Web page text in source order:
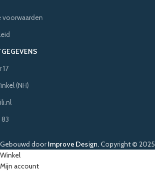
voorwaarden
(NH)
83
Gebouwd doorImprove Design. Copyright © 2025
Winkel
Mijn account